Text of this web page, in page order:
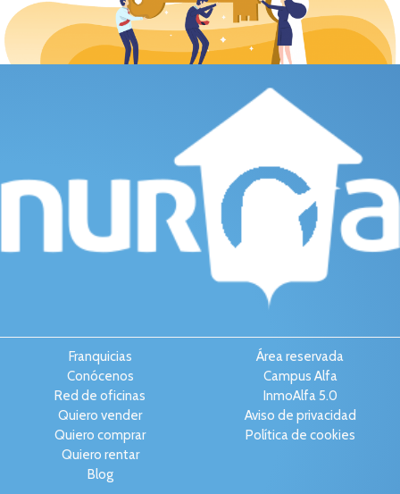
Franquicias
Conócenos
Red de oficinas
Quiero vender
Quiero comprar
Quiero rentar
Blog
Área reservada
Campus Alfa
InmoAlfa 5.0
Aviso de privacidad
Política de cookies